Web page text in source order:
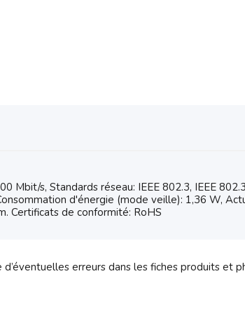
s, Standards réseau: IEEE 802.3, IEEE
d'énergie (mode veille): 1,36 W,
Certificats de conformité: RoHS
erreurs dans les fiches produits et